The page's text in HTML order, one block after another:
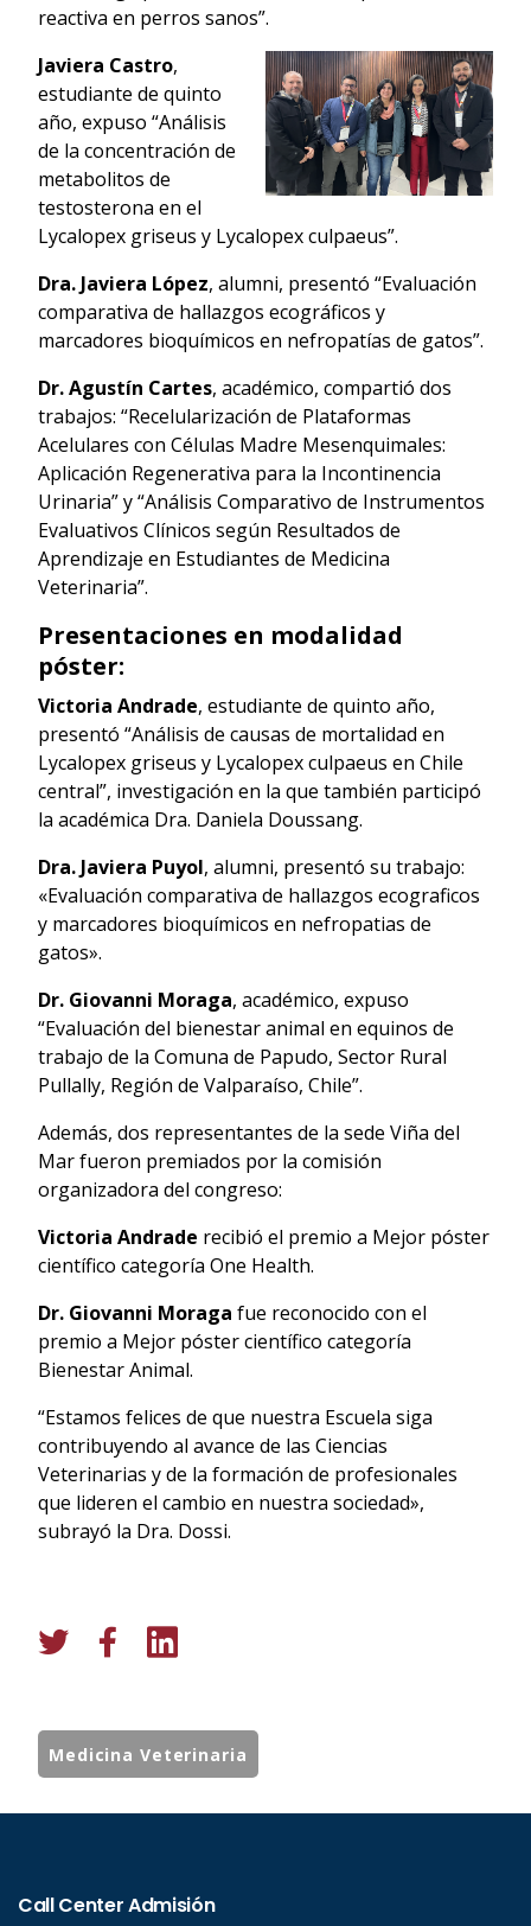
reactiva en perros sanos”.
Javiera Castro,
estudiante de quinto
año, expuso “Análisis
de la concentración de
metabolitos de
testosterona en el
Lycalopex griseus y Lycalopex culpaeus”.
Dra. Javiera López, alumni, presentó “Evaluación
comparativa de hallazgos ecográficos y
marcadores bioquímicos en nefropatías de gatos”.
Dr. Agustín Cartes, académico, compartió dos
trabajos: “Recelularización de Plataformas
Acelulares con Células Madre Mesenquimales:
Aplicación Regenerativa para la Incontinencia
Urinaria” y “Análisis Comparativo de Instrumentos
Evaluativos Clínicos según Resultados de
Aprendizaje en Estudiantes de Medicina
Veterinaria”.
Presentaciones en modalidad
póster:
Victoria Andrade, estudiante de quinto año,
presentó “Análisis de causas de mortalidad en
Lycalopex griseus y Lycalopex culpaeus en Chile
central”, investigación en la que también participó
la académica Dra. Daniela Doussang.
Dra. Javiera Puyol, alumni, presentó su trabajo:
«Evaluación comparativa de hallazgos ecograficos
y marcadores bioquímicos en nefropatias de
gatos».
Dr. Giovanni Moraga, académico, expuso
“Evaluación del bienestar animal en equinos de
trabajo de la Comuna de Papudo, Sector Rural
Pullally, Región de Valparaíso, Chile”.
Además, dos representantes de la sede Viña del
Mar fueron premiados por la comisión
organizadora del congreso:
Victoria Andrade recibió el premio a Mejor póster
científico categoría One Health.
Dr. Giovanni Moraga fue reconocido con el
premio a Mejor póster científico categoría
Bienestar Animal.
“Estamos felices de que nuestra Escuela siga
contribuyendo al avance de las Ciencias
Veterinarias y de la formación de profesionales
que lideren el cambio en nuestra sociedad»,
subrayó la Dra. Dossi.
Medicina Veterinaria